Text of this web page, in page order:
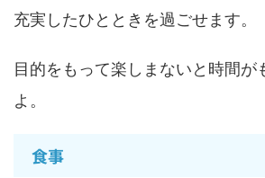
充実したひとときを過ごせます。
目的をもって楽しまないと時間が
よ。
食事